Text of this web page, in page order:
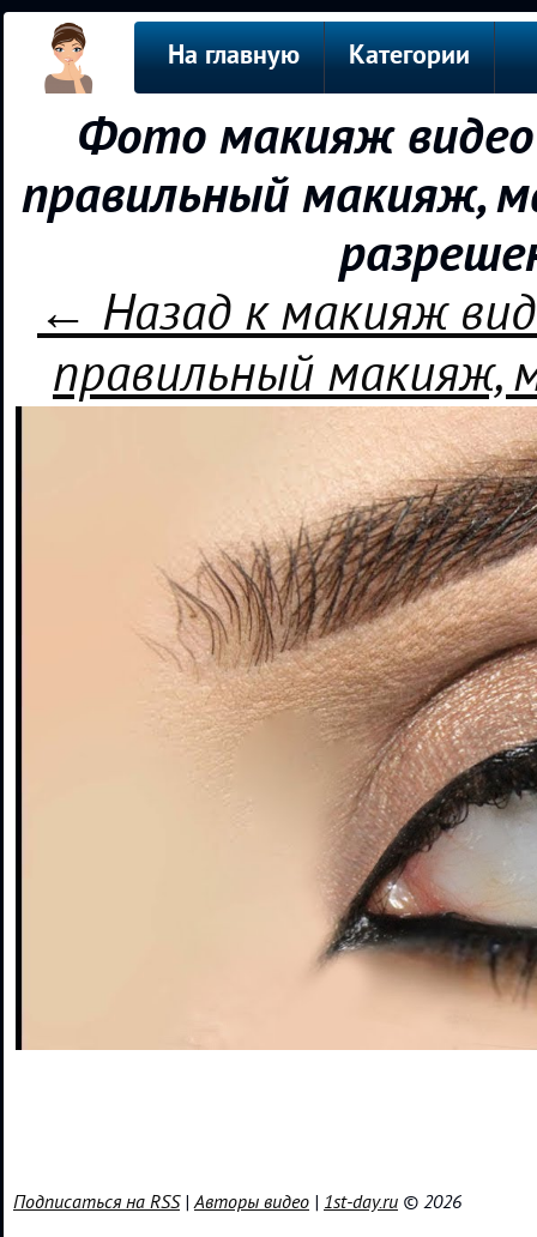
На главную Категории
Фото макияж видео
правильный макияж,
← Назад к макияж
правильный макияж,
Подписаться на RSS|Авторы видео | 1st-day.ru © 2026